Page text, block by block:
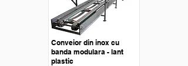
Conveior din inox cu
banda modulara - lant
plastic